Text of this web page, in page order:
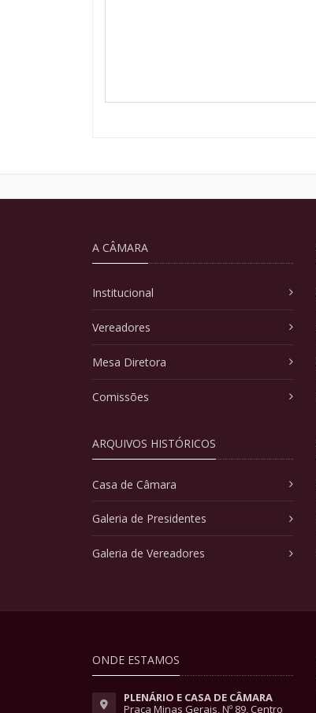
A CÂMARA
Institucional
Vereadores
Mesa Diretora
Comissões
ARQUIVOS HISTÓRICOS
Casa de Câmara
Galeria de Presidentes
Galeria de Vereadores
ONDE ESTAMOS
PLENÁRIO E CASA DE CÂMARA
Praça Minas Gerais, Nº 89, Centro